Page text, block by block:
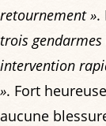
retournement ».
trois gendarmes
intervention
». Fort
aucune